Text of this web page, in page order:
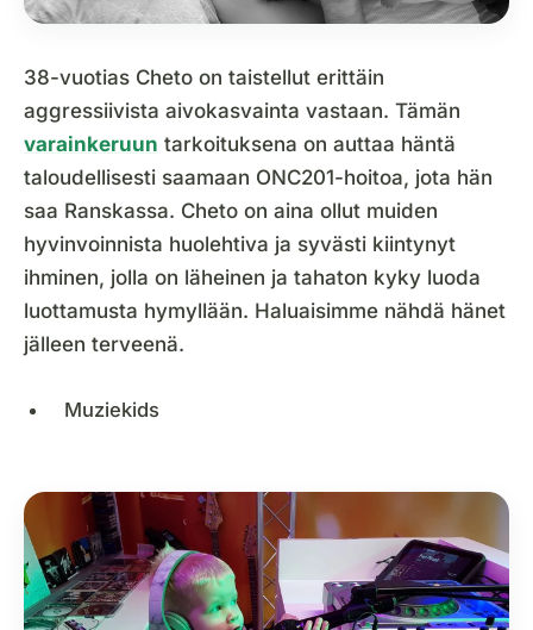
38-vuotias Cheto on taistellut erittäin
aggressiivista aivokasvainta vastaan. Tämän
varainkeruun tarkoituksena on auttaa häntä
taloudellisesti saamaan ONC201-hoitoa, jota hän
saa Ranskassa. Cheto on aina ollut muiden
hyvinvoinnista huolehtiva ja syvästi kiintynyt
ihminen, jolla on läheinen ja tahaton kyky luoda
luottamusta hymyllään. Haluaisimme nähdä hänet
jälleen terveenä.
Muziekids